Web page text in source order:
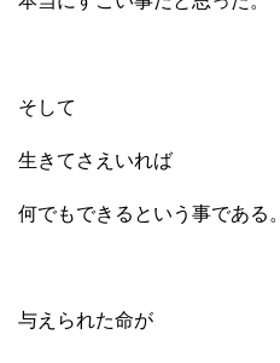
そして
生きてさえいれば
何でもできるという事である。
与えられた命が